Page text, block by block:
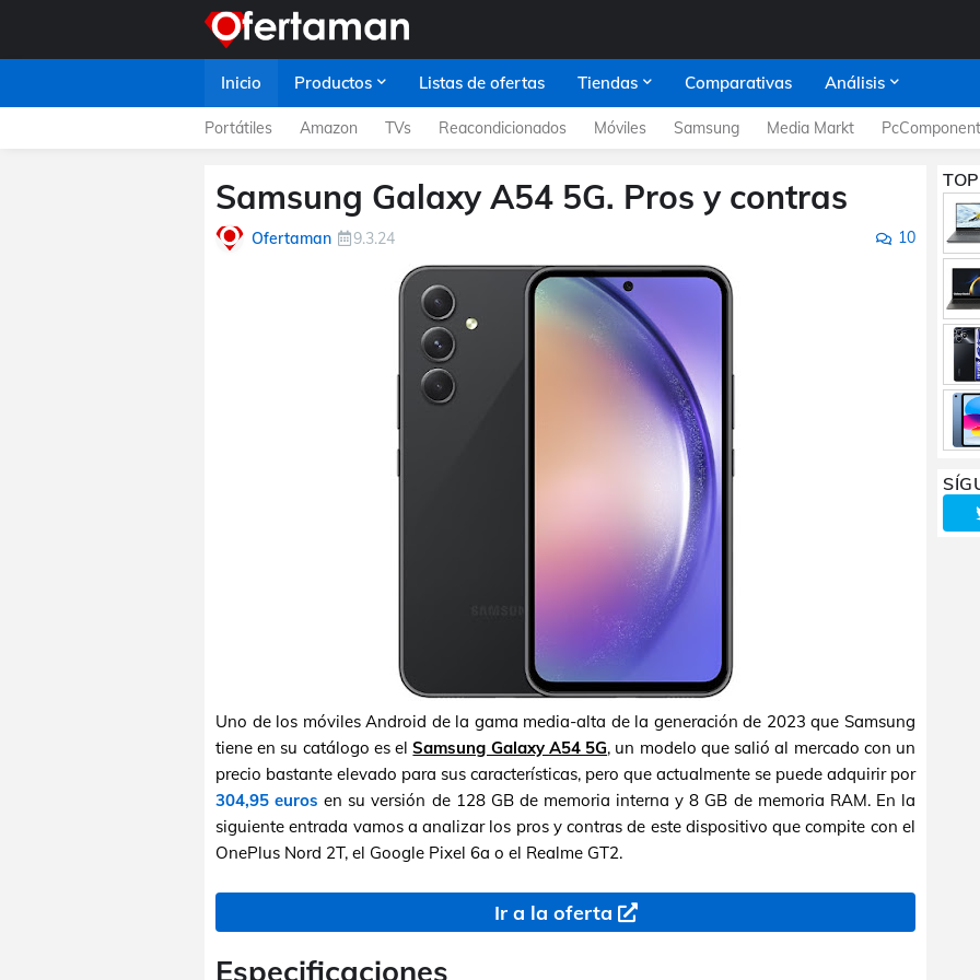
Inicio Productos Listas de ofertas Tiendas Comparativas Análisis
Portátiles Amazon TVs Reacondicionados Móviles Samsung Media Markt
Samsung Galaxy A54 5G. Pros y contras
Ofertaman 9.3.24 10
Uno de los móviles Android de la gama media-alta de la generación de 2023 que Samsung
tiene en su catálogo es elSamsung Galaxy A54 5G, un modelo que salió al mercado con un
precio bastante elevado para sus características, pero que actualmente se puede adquirir por
304,95 euros en su versión de 128 GB de memoria interna y 8 GB de memoria RAM. En la
siguiente entrada vamos a analizar los pros y contras de este dispositivo que compite con el
OnePlus Nord 2T, el Google Pixel 6a o el Realme GT2.
Ir a la oferta
Especificaciones